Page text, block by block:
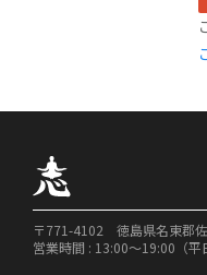
〒771-4102 徳島県名東郡
営業時間 : 13:00〜19:00（